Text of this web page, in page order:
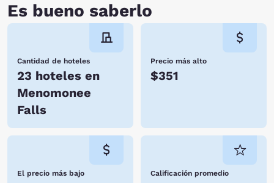
Es bueno saberlo
Cantidad de hoteles
23 hoteles en
Menomonee
Falls
Precio más alto
$351
El precio más bajo Calificación promedio